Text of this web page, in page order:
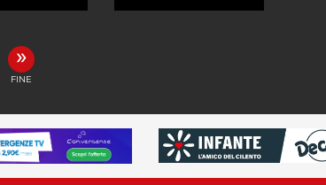
»
FINE